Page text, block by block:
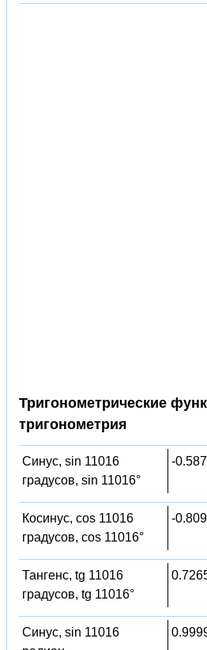
Тригонометрические
тригонометрия
Синус, sin 11016
градусов, sin 11016°
-
Косинус, cos 11016
градусов, cos 11016°
-
Тангенс, tg 11016
градусов, tg 11016°
Синус, sin 11016